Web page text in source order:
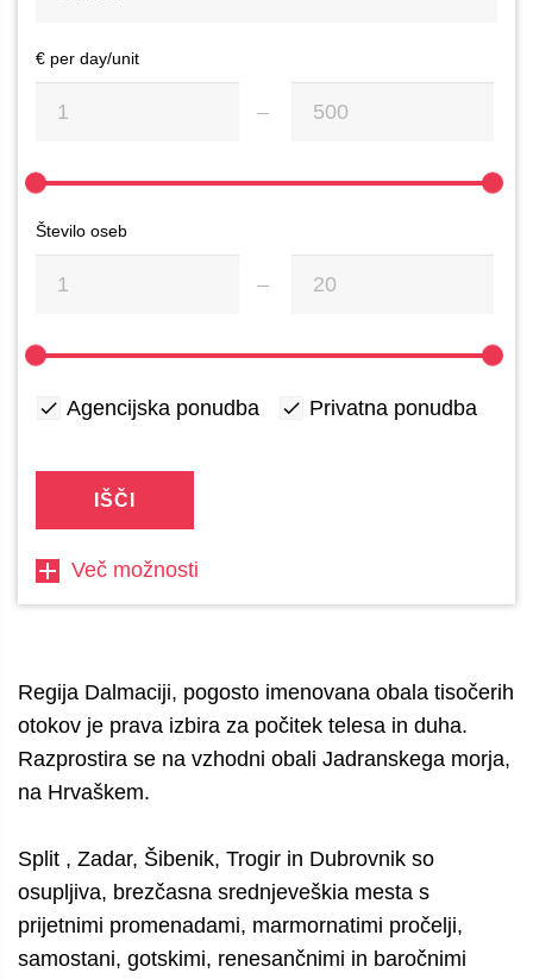
€ per day/unit
Število oseb
Agencijska ponudba Privatna ponudba
IŠČI
Več možnosti
Regija Dalmaciji, pogosto imenovana obala tisočerih
otokov je prava izbira za počitek telesa in duha.
Razprostira se na vzhodni obali Jadranskega morja,
na Hrvaškem.
Split , Zadar, Šibenik, Trogir in Dubrovnik so
osupljiva, brezčasna srednjeveškia mesta s
prijetnimi promenadami, marmornatimi pročelji,
samostani, gotskimi, renesančnimi in baročnimi